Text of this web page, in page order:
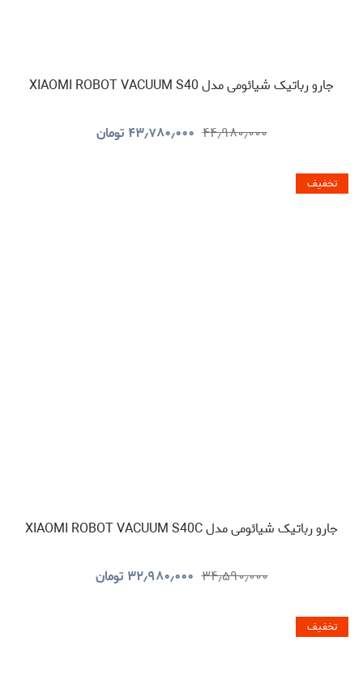
جارو رباتیک شیائومی مدل XIAOMI ROBOT VACUUM S40
۴۴٫۹۸۰٫۰۰۰ ۴۳٫۷۸۰٫۰۰۰ تومان
تخفیف
جارو رباتیک شیائومی مدل XIAOMI ROBOT VACUUM S40C
۳۴٫۵۹۰٫۰۰۰ ۳۲٫۹۸۰٫۰۰۰ تومان
تخفیف